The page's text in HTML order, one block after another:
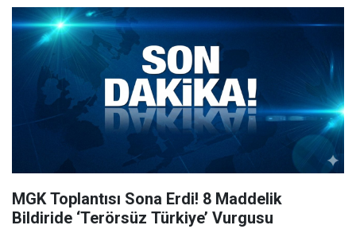
MGK Toplantısı Sona Erdi! 8 Maddelik
Bildiride ‘Terörsüz Türkiye’ Vurgusu